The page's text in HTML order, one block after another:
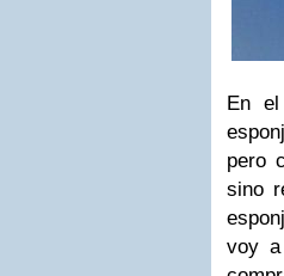
En
pero
sino
voy